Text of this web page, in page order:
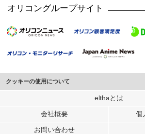
オリコングループサイト
クッキーの使用について
このサイトでは Cookie を使用して、ユーザーに合
行っています。
メディアや広告配信、データ解析の各パートナーに
elthaとは
会社概要 個
お問い合わせ